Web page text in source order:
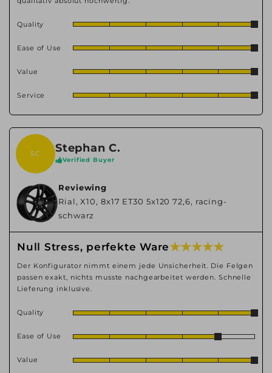
Quality
Ease of Use
Value
Service
SC Stephan C.
Verified Buyer
Reviewing
Rial, X10, 8x17 ET30 5x120 72,6, racing-
schwarz
Null Stress, perfekte Ware★ ★ ★ ★ ★
Der Konfigurator nimmt einem jede Unsicherheit. Die Felgen
passen exakt, nichts musste nachgearbeitet werden. Schnelle
Lieferung inklusive.
Quality
Ease of Use
Value